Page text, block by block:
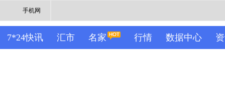
手机网
7*24快讯 汇市 名家 行情 数据中心